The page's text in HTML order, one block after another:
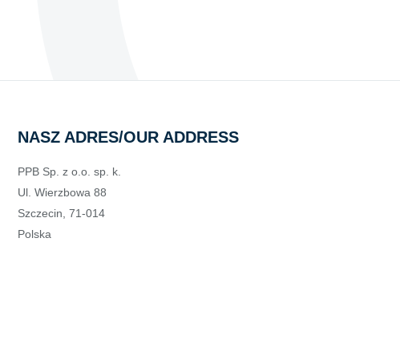
NASZ ADRES/OUR ADDRESS
PPB Sp. z o.o. sp. k.
Ul. Wierzbowa 88
Szczecin, 71-014
Polska